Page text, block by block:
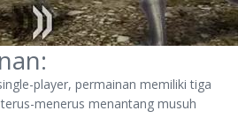
player, permainan memiliki tiga
menerus menantang musuh